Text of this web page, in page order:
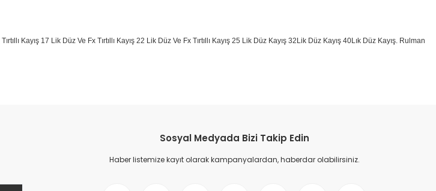
Kayış 17 Lik Düz Ve Fx Tırtıllı Kayış 22 Lik Düz Ve Fx Tırtıllı Kayış 25 Lik Düz Kayış 32Lik Düz Kayış 40Lık Düz Kayış. Rulman
Sosyal Medyada Bizi Takip Edin
Haber listemize kayıt olarak kampanyalardan, haberdar olabilirsiniz.